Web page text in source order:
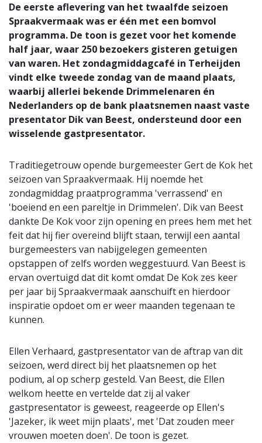
De eerste aflevering van het twaalfde seizoen
Spraakvermaak was er één met een bomvol
programma. De toon is gezet voor het komende
half jaar, waar 250 bezoekers gisteren getuigen
van waren. Het zondagmiddagcafé in Terheijden
vindt elke tweede zondag van de maand plaats,
waarbij allerlei bekende Drimmelenaren én
Nederlanders op de bank plaatsnemen naast vaste
presentator Dik van Beest, ondersteund door een
wisselende gastpresentator.
Traditiegetrouw opende burgemeester Gert de Kok het
seizoen van Spraakvermaak. Hij noemde het
zondagmiddag praatprogramma 'verrassend' en
'boeiend en een pareltje in Drimmelen'. Dik van Beest
dankte De Kok voor zijn opening en prees hem met het
feit dat hij fier overeind blijft staan, terwijl een aantal
burgemeesters van nabijgelegen gemeenten
opstappen of zelfs worden weggestuurd. Van Beest is
ervan overtuigd dat dit komt omdat De Kok zes keer
per jaar bij Spraakvermaak aanschuift en hierdoor
inspiratie opdoet om er weer maanden tegenaan te
kunnen.
Ellen Verhaard, gastpresentator van de aftrap van dit
seizoen, werd direct bij het plaatsnemen op het
podium, al op scherp gesteld. Van Beest, die Ellen
welkom heette en vertelde dat zij al vaker
gastpresentator is geweest, reageerde op Ellen's
'Jazeker, ik weet mijn plaats', met 'Dat zouden meer
vrouwen moeten doen'. De toon is gezet.